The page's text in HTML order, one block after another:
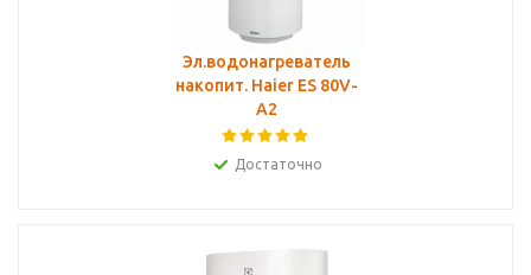
Эл.водонагреватель
накопит. Haier ES 80V-
A2
Достаточно